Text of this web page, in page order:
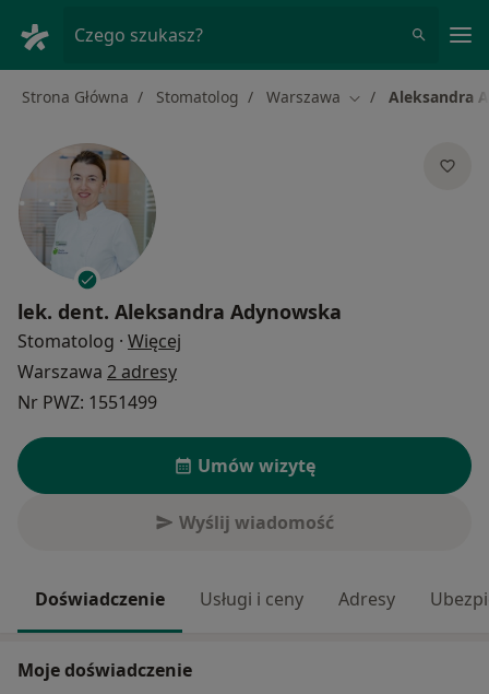
Czego szukasz?
Strona Główna Stomatolog Warszawa Zmień miasto
Aleksandra
lek. dent. Aleksandra Adynowska
Stomatolog · Więcej
Warszawa 2 adresy
Nr PWZ: 1551499
Umów wizytę
Wyślij wiadomość
Doświadczenie Usługi i ceny Adresy
Moje doświadczenie